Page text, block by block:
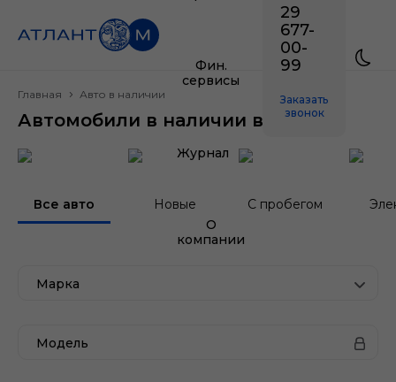
Фин.
сервисы
Журнал
О
компании
29
677-
00-
99
Заказать
звонок
Главная Авто в наличии
Автомобили в наличии в Минске
Все авто Новые С пробегом
Марка
Модель